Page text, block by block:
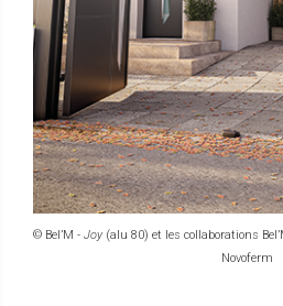
© Bel’M - Joy(alu 80) et les collaborations
Novoferm